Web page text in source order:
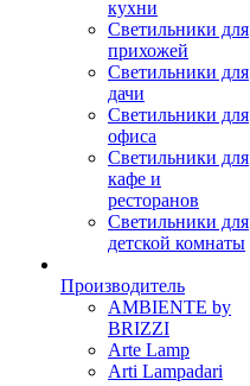
кухни
Светильники для
прихожей
Светильники для
дачи
Светильники для
офиса
Светильники для
кафе и
ресторанов
Светильники для
детской комнаты
Производитель
AMBIENTE by
BRIZZI
Arte Lamp
Arti Lampadari